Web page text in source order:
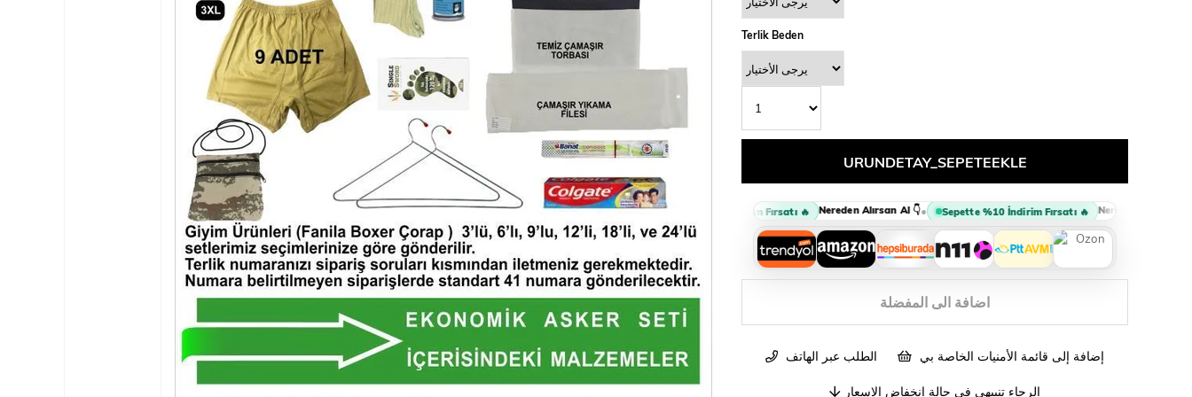
Terlik Beden
Sepette %10 İndirim Fırsatı 🔥 Nereden Alırsan Al 👇• Sepette %10 İndirim Fırsatı 🔥 Nereden Alırsan Al 👇
اضافة الى المفضلة
الطلب عبر الهاتف إضافة إلى قائمة الأمنيات الخاصة بي
الرجاء تنبيهي في حالة انخفاض الاسعار